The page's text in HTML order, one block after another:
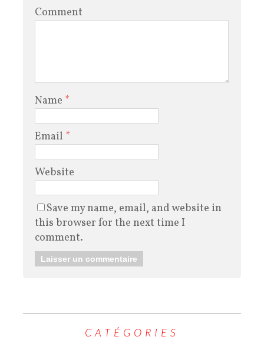
Comment
Name *
Email *
Website
Save my name, email, and website in
this browser for the next time I
comment.
CATÉGORIES